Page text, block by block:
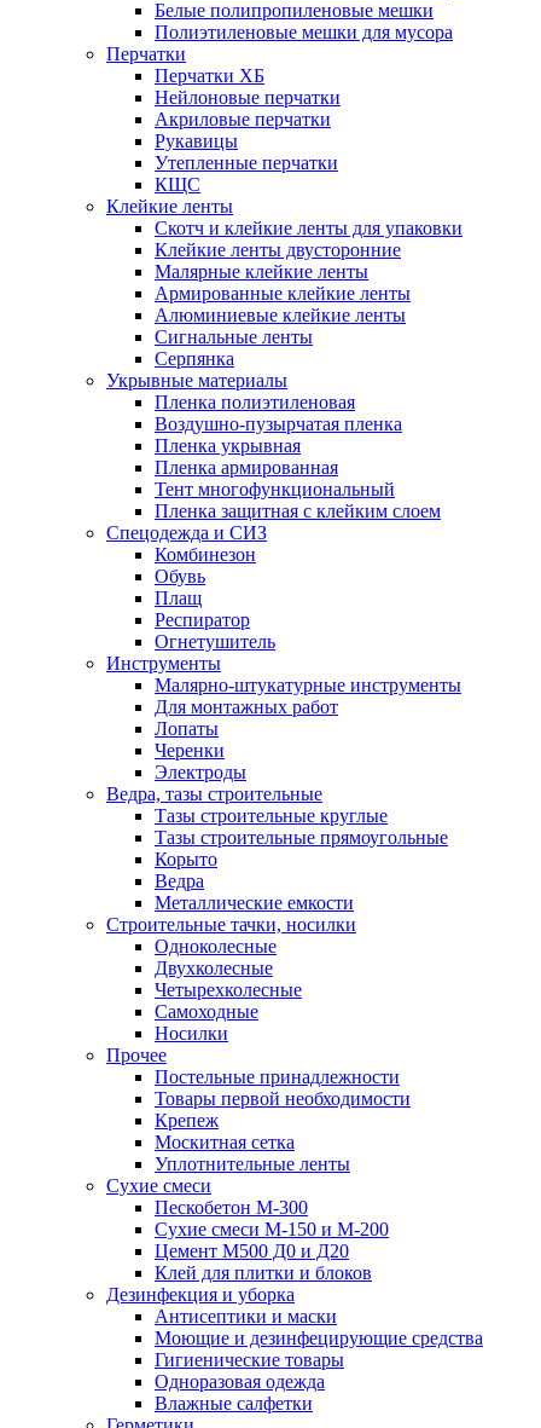
Белые полипропиленовые мешки
Полиэтиленовые мешки для мусора
Перчатки
Перчатки ХБ
Нейлоновые перчатки
Акриловые перчатки
Рукавицы
Утепленные перчатки
КЩС
Клейкие ленты
Скотч и клейкие ленты для упаковки
Клейкие ленты двусторонние
Малярные клейкие ленты
Армированные клейкие ленты
Алюминиевые клейкие ленты
Сигнальные ленты
Серпянка
Укрывные материалы
Пленка полиэтиленовая
Воздушно-пузырчатая пленка
Пленка укрывная
Пленка армированная
Тент многофункциональный
Пленка защитная с клейким слоем
Спецодежда и СИЗ
Комбинезон
Обувь
Плащ
Респиратор
Огнетушитель
Инструменты
Малярно-штукатурные инструменты
Для монтажных работ
Лопаты
Черенки
Электроды
Ведра, тазы строительные
Тазы строительные круглые
Тазы строительные прямоугольные
Корыто
Ведра
Металлические емкости
Строительные тачки, носилки
Одноколесные
Двухколесные
Четырехколесные
Самоходные
Носилки
Прочее
Постельные принадлежности
Товары первой необходимости
Крепеж
Москитная сетка
Уплотнительные ленты
Сухие смеси
Пескобетон М-300
Сухие смеси М-150 и М-200
Цемент М500 Д0 и Д20
Клей для плитки и блоков
Дезинфекция и уборка
Антисептики и маски
Моющие и дезинфецирующие средства
Гигиенические товары
Одноразовая одежда
Влажные салфетки